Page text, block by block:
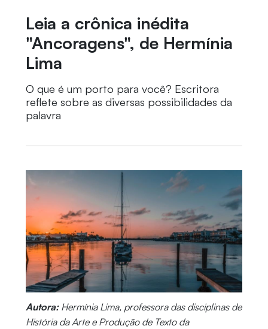
Leia a crônica inédita
"Ancoragens", de Hermínia
Lima
O que é um porto para você? Escritora
reflete sobre as diversas possibilidades da
palavra
Autora: Hermínia Lima, professora das disciplinas de
História da Arte e Produção de Texto da